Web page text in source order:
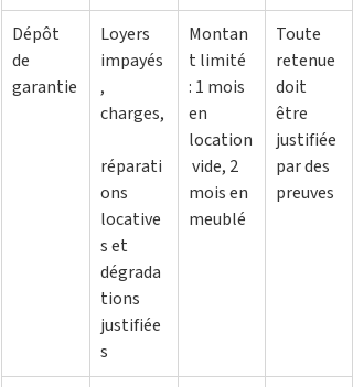
Dépôt
de
garantie
Loyers
impayés
,
charges,
réparati
ons
locative
s et
dégrada
tions
justifiée
s
Montan
t limité
: 1 mois
en
location
vide, 2
mois en
meublé
Toute
retenue
doit
être
justifiée
par des
preuves